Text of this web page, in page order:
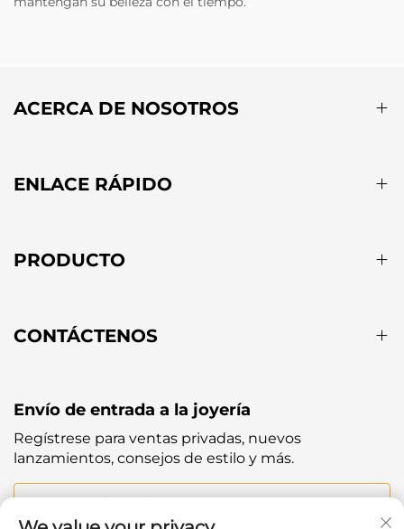
ACERCA DE NOSOTROS
ENLACE RÁPIDO
PRODUCTO
CONTÁCTENOS
Envío de entrada a la joyería
Regístrese para ventas privadas, nuevos
lanzamientos, consejos de estilo y más.
Tu correo electrónico